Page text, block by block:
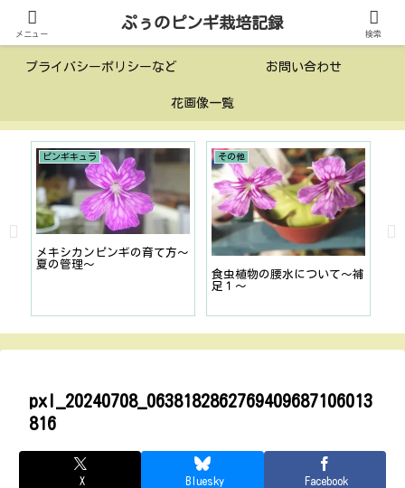
投稿一覧 このサイトについて
プライバシーポリシーなど お問い合わせ
花画像一覧
ピンギキュラ
メキシカンピンギの育て方〜
夏の管理〜
その他
食虫植物の腰水について〜補
足１〜
pxl_20240708_0638182862769409687106013
816
X Bluesky Facebook
メニュー
ぷぅのピンギ栽培記録
検索